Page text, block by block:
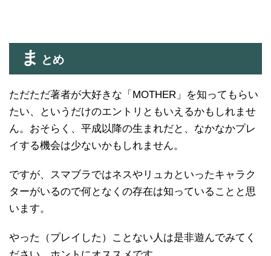
ま とめ
ただただ著者が大好きな「MOTHER」を知ってもらい
たい、というだけのエントリともいえるかもしれませ
ん。おそらく、平成以降の生まれだと、なかなかプレ
イする機会は少ないかもしれません。
ですが、スマブラではネスやリュカといったキャラク
ターがいるので何となくの存在は知っていることと思
います。
やった（プレイした）ことない人は是非遊んでみてく